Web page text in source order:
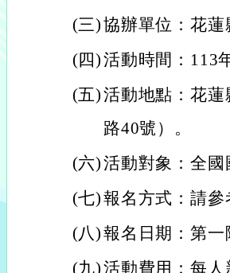
(三)協辦單位：花
(四)活動時間：113
(五)活動地點：花
路40號）。
(六)活動對象：全
(七)報名方式：請
(八)報名日期：第
(九)活動費用：每